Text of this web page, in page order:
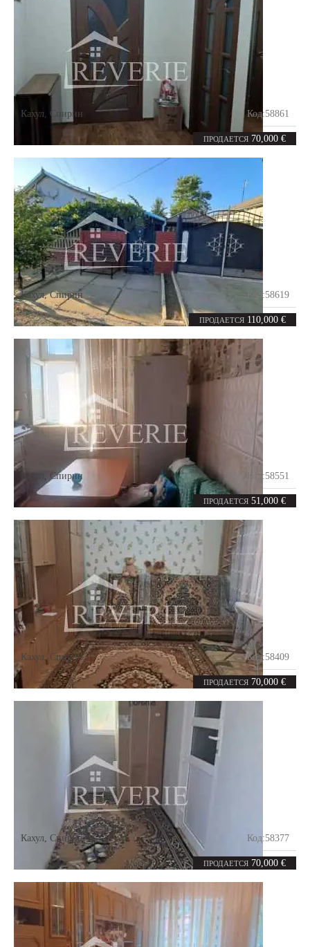
ПРОДАЕТСЯ 70,000 €
Кахул Спирин Код:58861
комнаты 70m²
ПРОДАЕТСЯ 110,000 €
Кахул,Спирин Код:58619
5комнат 140m²
ПРОДАЕТСЯ 51,000 €
Спирин Код:58551
2 комнаты 62 m²
ПРОДАЕТСЯ 70,000 €
Кахул Спирин Код:58409
3комнаты 78m²
ПРОДАЕТСЯ 70,000 €
Кахул Спирин Код:58377
комнат 115m²